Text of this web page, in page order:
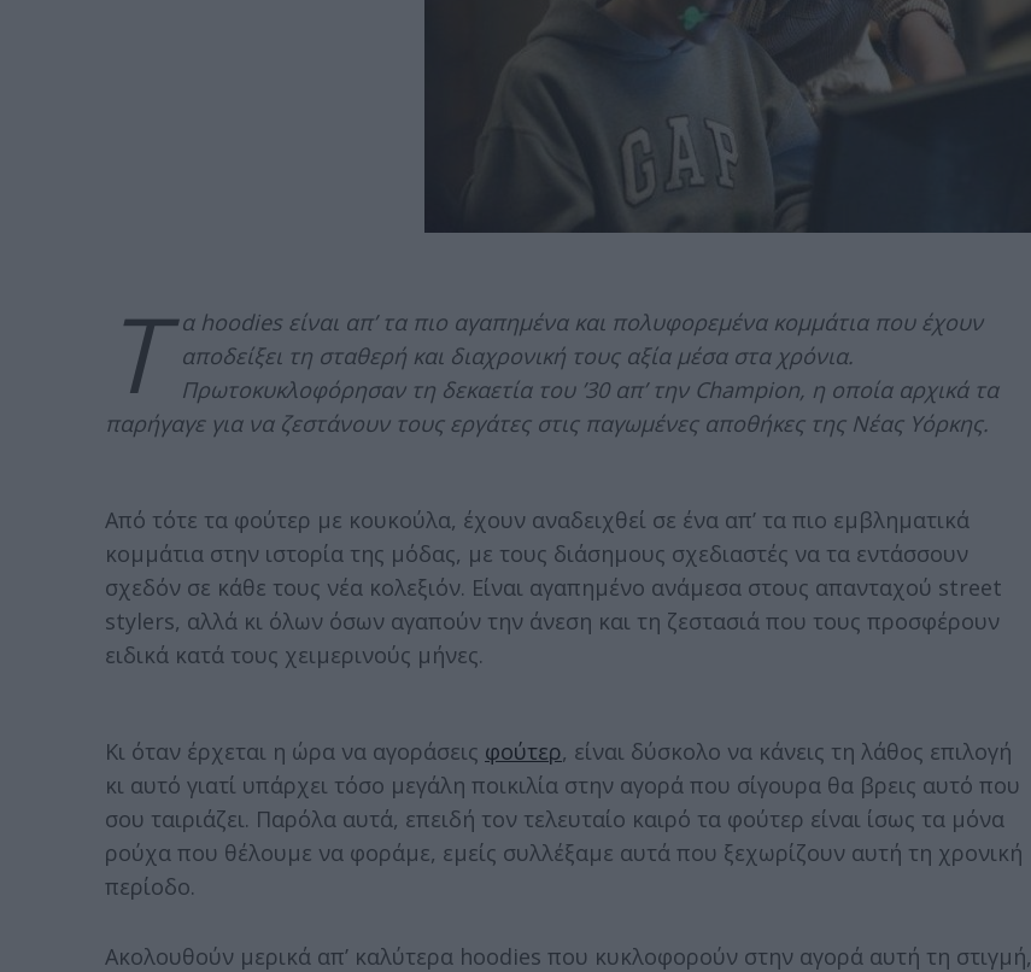
Τ
α hoodies είναι απ’ τα πιο αγαπημένα και πολυφορεμένα κομμάτια που έχουν
αποδείξει τη σταθερή και διαχρονική τους αξία μέσα στα χρόνια.
Πρωτοκυκλοφόρησαν τη δεκαετία του ’30 απ’ την Champion, η οποία αρχικά τα
παρήγαγε για να ζεστάνουν τους εργάτες στις παγωμένες αποθήκες της Νέας Υόρκης.
Από τότε τα φούτερ με κουκούλα, έχουν αναδειχθεί σε ένα απ’ τα πιο εμβληματικά
κομμάτια στην ιστορία της μόδας, με τους διάσημους σχεδιαστές να τα εντάσσουν
σχεδόν σε κάθε τους νέα κολεξιόν. Είναι αγαπημένο ανάμεσα στους απανταχού street
stylers, αλλά κι όλων όσων αγαπούν την άνεση και τη ζεστασιά που τους προσφέρουν
ειδικά κατά τους χειμερινούς μήνες.
Κι όταν έρχεται η ώρα να αγοράσεις φούτερ, είναι δύσκολο να κάνεις τη λάθος επιλογή
κι αυτό γιατί υπάρχει τόσο μεγάλη ποικιλία στην αγορά που σίγουρα θα βρεις αυτό που
σου ταιριάζει. Παρόλα αυτά, επειδή τον τελευταίο καιρό τα φούτερ είναι ίσως τα μόνα
ρούχα που θέλουμε να φοράμε, εμείς συλλέξαμε αυτά που ξεχωρίζουν αυτή τη χρονική
περίοδο.
Ακολουθούν μερικά απ’ καλύτερα hoodies που κυκλοφορούν στην αγορά αυτή τη στιγμή,